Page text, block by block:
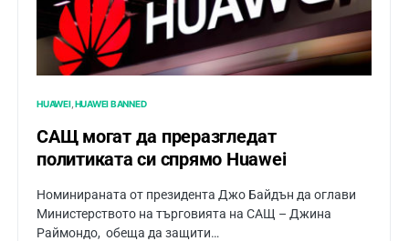
HUAWEI HUAWEI BANNED
САЩ могат да преразгледат
политиката си спрямо Huawei
Номинираната от президента Джо Байдън да оглави
Министерството на търговията на САЩ – Джина
Раймондо, обеща да защити…